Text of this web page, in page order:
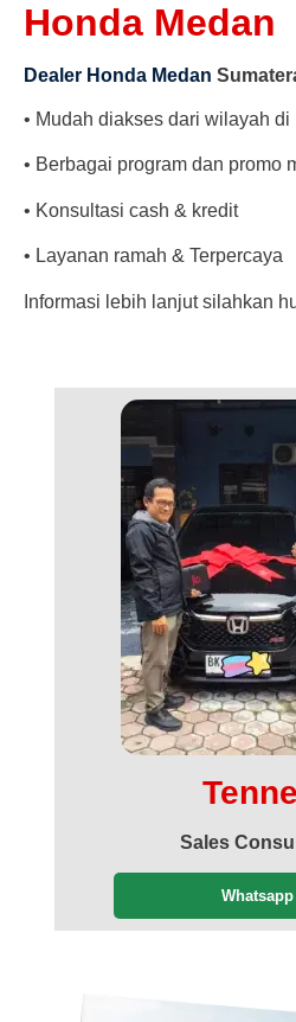
Honda Medan
Dealer Honda Medan
• Mudah diakses dari wilayah di
• Berbagai program dan promo
• Konsultasi cash & kredit
• Layanan ramah & Terpercaya
Informasi lebih lanjut silahkan
Sales
Whatsapp